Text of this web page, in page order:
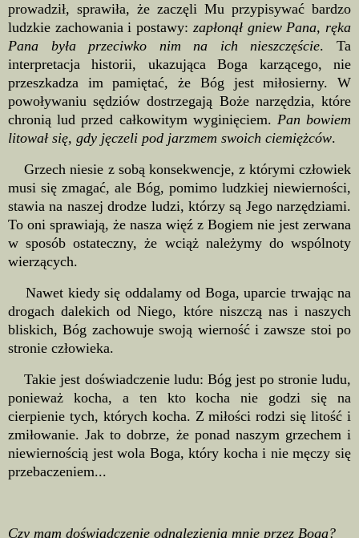
prowadził, sprawiła, że zaczęli Mu przypisywać bardzo
ludzkie zachowania i postawy: zapłonął gniew Pana, ręka
Pana była przeciwko nim na ich nieszczęście. Ta
interpretacja historii, ukazująca Boga karzącego, nie
przeszkadza im pamiętać, że Bóg jest miłosierny. W
powoływaniu sędziów dostrzegają Boże narzędzia, które
chronią lud przed całkowitym wyginięciem. Pan bowiem
litował się, gdy jęczeli pod jarzmem swoich ciemiężców.
Grzech niesie z sobą konsekwencje, z którymi człowiek
musi się zmagać, ale Bóg, pomimo ludzkiej niewierności,
stawia na naszej drodze ludzi, którzy są Jego narzędziami.
To oni sprawiają, że nasza więź z Bogiem nie jest zerwana
w sposób ostateczny, że wciąż należymy do wspólnoty
wierzących.
Nawet kiedy się oddalamy od Boga, uparcie trwając na
drogach dalekich od Niego, które niszczą nas i naszych
bliskich, Bóg zachowuje swoją wierność i zawsze stoi po
stronie człowieka.
Takie jest doświadczenie ludu: Bóg jest po stronie ludu,
ponieważ kocha, a ten kto kocha nie godzi się na
cierpienie tych, których kocha. Z miłości rodzi się litość i
zmiłowanie. Jak to dobrze, że ponad naszym grzechem i
niewiernością jest wola Boga, który kocha i nie męczy się
przebaczeniem...
Czy mam doświadczenie odnalezienia mnie przez Boga?